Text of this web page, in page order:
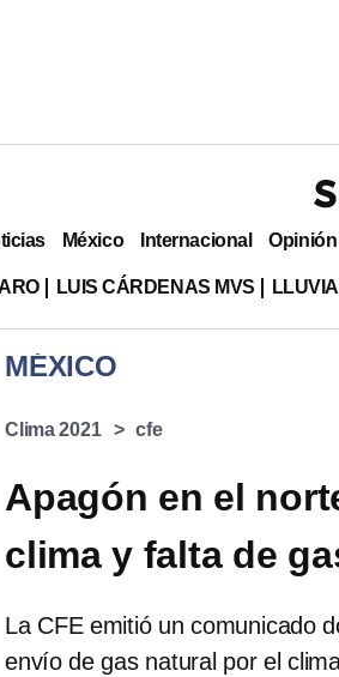
México Internacional Opinión
LUIS CÁRDENAS MVS
MÉXICO
Clima 2021 cfe
Apagón en el
clima y falta de
La CFE emitió un comunicado
envío de gas natural por el